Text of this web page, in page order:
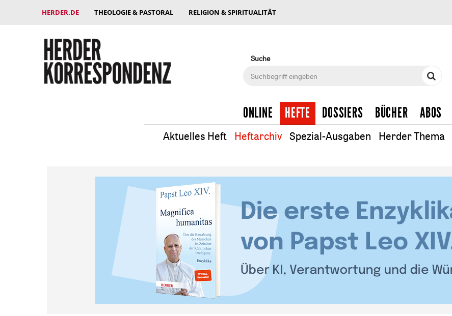
HERDER.DE THEOLOGIE & PASTORAL RELIGION & SPIRITUALITÄT
Suche
ONLINE HEFTE DOSSIERS BÜCHER ABOS
Aktuelles Heft Heftarchiv Spezial-Ausgaben Herder Thema